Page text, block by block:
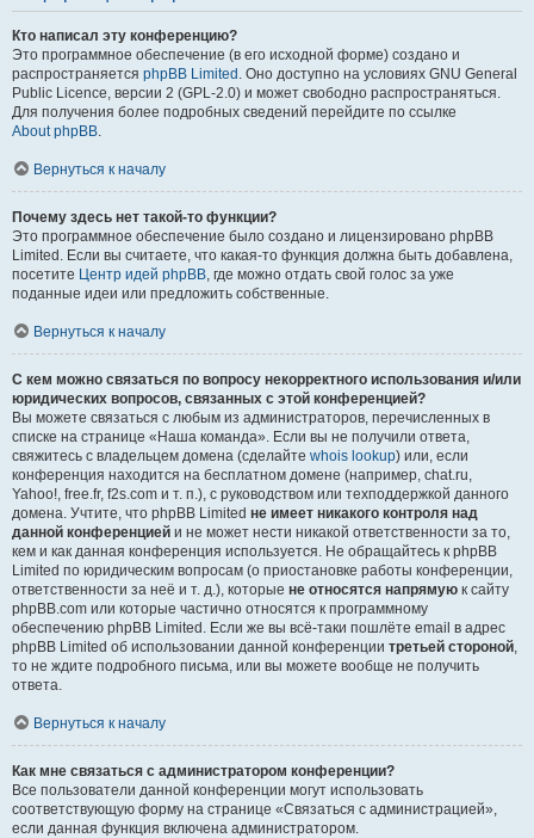
Кто написал эту конференцию?
Это программное обеспечение (в его исходной форме) создано и
распространяется phpBB Limited . Оно доступно на условиях GNU General
Public Licence, версии 2 (GPL-2.0) и может свободно распространяться.
Для получения более подробных сведений перейдите по ссылке
About phpBB.
Вернуться к началу
Почему здесь нет такой-то функции?
Это программное обеспечение было создано и лицензировано phpBB
Limited. Если вы считаете, что какая-то функция должна быть добавлена,
посетите Центр идей phpBB, где можно отдать свой голос за уже
поданные идеи или предложить собственные.
Вернуться к началу
С кем можно связаться по вопросу некорректного использования и/или
юридических вопросов, связанных с этой конференцией?
Вы можете связаться с любым из администраторов, перечисленных в
списке на странице «Наша команда». Если вы не получили ответа,
свяжитесь с владельцем домена (сделайте whois lookup) или, если
конференция находится на бесплатном домене (например, chat.ru,
Yahoo!, free.fr, f2s.com и т. п.), с руководством или техподдержкой данного
домена. Учтите, что phpBB Limited не имеет никакого контроля над
данной конференцией и не может нести никакой ответственности за то,
кем и как данная конференция используется. Не обращайтесь к phpBB
Limited по юридическим вопросам (о приостановке работы конференции,
ответственности за неё и т. д.), которые не относятся напрямую к сайту
phpBB.com или которые частично относятся к программному
обеспечению phpBB Limited. Если же вы всё-таки пошлёте email в адрес
phpBB Limited об использовании данной конференции третьей стороной,
то не ждите подробного письма, или вы можете вообще не получить
ответа.
Вернуться к началу
Как мне связаться с администратором конференции?
Все пользователи данной конференции могут использовать
соответствующую форму на странице «Связаться с администрацией»,
если данная функция включена администратором.